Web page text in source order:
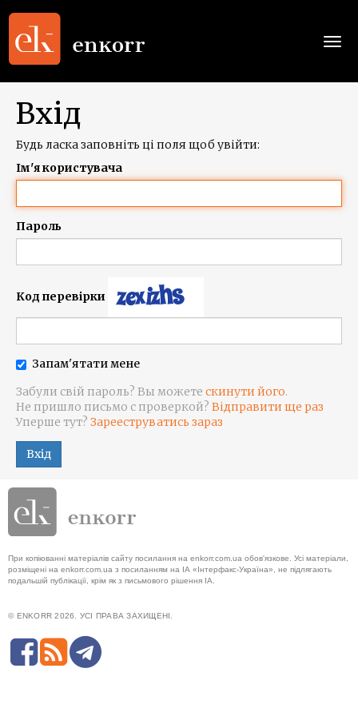
Вхід
Будь ласка заповніть ці поля щоб увійти:
Ім'я користувача
Пароль
Код перевірки
Запам'ятати мене
Забули свій пароль? Вы можете скинути його.
Не пришло письмо с проверкой? Відправити ще раз
Уперше тут? Зарееструватись зараз
Вхід
При копіюванні матеріалів сайту посилання на enkorr.com.ua обов'язкове. Усі матеріали,
розміщені на enkorr.com.ua з посиланням на ІА «Інтерфакс-Україна», не підлягають
подальшій публікації, крім як з письмового рішення ІА.
© ENKORR 2026. УСІ ПРАВА ЗАХИЩЕНІ.